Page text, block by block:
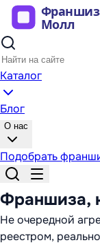
Каталог
Блог
О нас
Подобрать
Франшиза,
Не очередной
реестром,